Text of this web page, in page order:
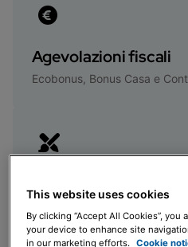
Agevolazioni fiscali
Ecobonus, Bonus Casa e
Design moderno
residenziale
This website uses cookies
By clicking “Accept All Cookies”,
your device to enhance site
in our marketing efforts. Cookie